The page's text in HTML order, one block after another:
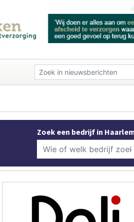
Zoek een bedrijf in